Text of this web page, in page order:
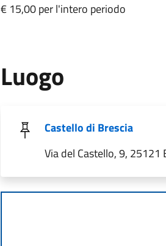
€ 15,00 per l'intero periodo
Luogo
Castello di Brescia
Via del Castello, 9, 25121